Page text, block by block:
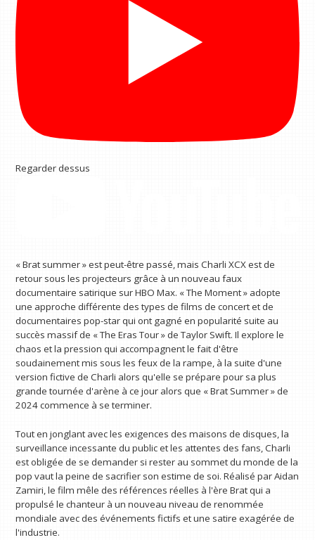
Regarder dessus
« Brat summer » est peut-être passé, mais Charli XCX est de
retour sous les projecteurs grâce à un nouveau faux
documentaire satirique sur HBO Max. « The Moment » adopte
une approche différente des types de films de concert et de
documentaires pop-star qui ont gagné en popularité suite au
succès massif de « The Eras Tour » de Taylor Swift. Il explore le
chaos et la pression qui accompagnent le fait d'être
soudainement mis sous les feux de la rampe, à la suite d'une
version fictive de Charli alors qu'elle se prépare pour sa plus
grande tournée d'arène à ce jour alors que « Brat Summer » de
2024 commence à se terminer.
Tout en jonglant avec les exigences des maisons de disques, la
surveillance incessante du public et les attentes des fans, Charli
est obligée de se demander si rester au sommet du monde de la
pop vaut la peine de sacrifier son estime de soi. Réalisé par Aidan
Zamiri, le film mêle des références réelles à l'ère Brat qui a
propulsé le chanteur à un nouveau niveau de renommée
mondiale avec des événements fictifs et une satire exagérée de
l'industrie.